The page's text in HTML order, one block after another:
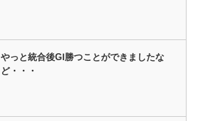
やっと統合後GⅠ勝つことができましたな
ど・・・